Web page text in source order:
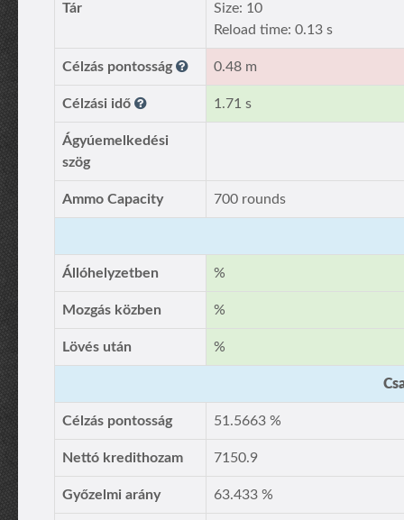
Tár
Size: 10
Reload time: 0.13 s
Célzás pontosság 0.48 m
Célzási idő 1.71 s
Ágyúemelkedési
szög
Ammo Capacity 700 rounds
Állóhelyzetben %
Mozgás közben %
Lövés után %
Célzás pontosság 51.5663 %
Nettó kredithozam 7150.9
Győzelmi arány 63.433 %